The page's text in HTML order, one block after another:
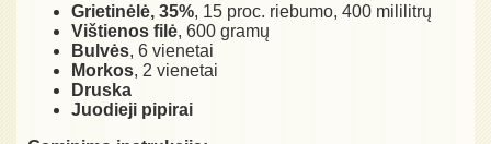
Grietinėlė, 35%, 15 proc. riebumo, 400 mililitrų
Vištienos filė, 600 gramų
Bulvės, 6 vienetai
Morkos, 2 vienetai
Druska
Juodieji pipirai